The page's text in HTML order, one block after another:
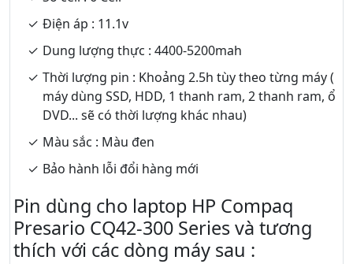
Điện áp : 11.1v
Dung lượng thực : 4400-5200mah
Thời lượng pin : Khoảng 2.5h tùy theo từng máy (
máy dùng SSD, HDD, 1 thanh ram, 2 thanh ram, ổ
DVD... sẽ có thời lượng khác nhau)
Màu sắc : Màu đen
Bảo hành lỗi đổi hàng mới
Pin dùng cho laptop HP Compaq
Presario CQ42-300 Series và tương
thích với các dòng máy sau :